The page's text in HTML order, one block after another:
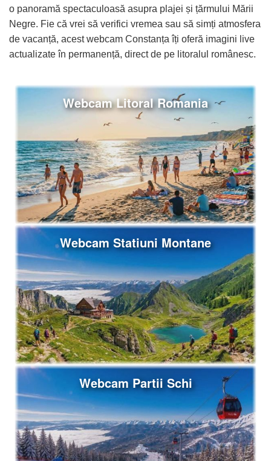
o panoramă spectaculoasă asupra plajei și țărmului Mării
Negre. Fie că vrei să verifici vremea sau să simți atmosfera
de vacanță, acest webcam Constanța îți oferă imagini live
actualizate în permanență, direct de pe litoralul românesc.
Webcam Litoral Romania
Webcam Statiuni Montane
Webcam Partii Schi